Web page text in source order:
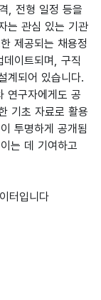
, 전형 일정 등을
는 관심 있는 기관
제공되는 채용정
이트되며, 구직
계되어 있습니다.
연구자에게도 공
기초 자료로 활용
투명하게 공개됨
는 데 기여하고
터입니다